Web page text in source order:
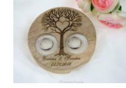
Varianten
auf.
Die
Optionen